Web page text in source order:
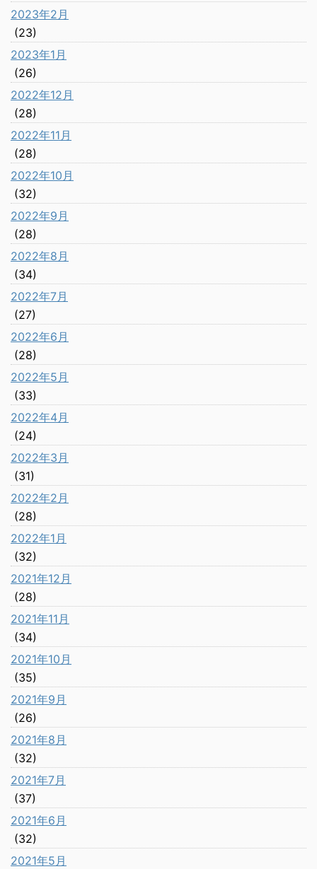
2023年2月
(23)
2023年1月
(26)
2022年12月
(28)
2022年11月
(28)
2022年10月
(32)
2022年9月
(28)
2022年8月
(34)
2022年7月
(27)
2022年6月
(28)
2022年5月
(33)
2022年4月
(24)
2022年3月
(31)
2022年2月
(28)
2022年1月
(32)
2021年12月
(28)
2021年11月
(34)
2021年10月
(35)
2021年9月
(26)
2021年8月
(32)
2021年7月
(37)
2021年6月
(32)
2021年5月